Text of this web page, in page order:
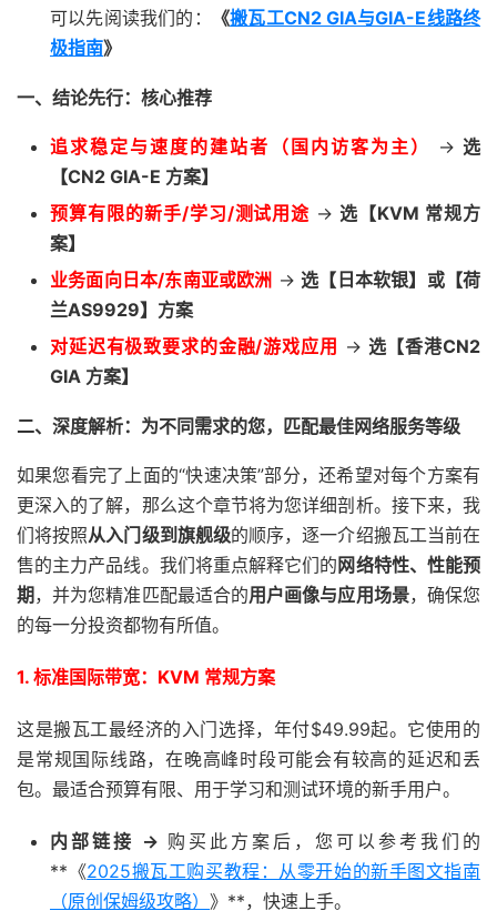
可以先阅读我们的：
《搬瓦工CN2 GIA与GIA-E线路终
极指南》
一、结论先行：核心推荐
追求稳定与速度的建站者（国内访客为主） -> 选
【CN2 GIA-E 方案】
预算有限的新手/学习/测试用途 -> 选【KVM 常规方
案】
业务面向日本/东南亚或欧洲 -> 选【日本软银】或【荷
兰AS9929】方案
对延迟有极致要求的金融/游戏应用 -> 选【香港CN2
GIA 方案】
二、深度解析：为不同需求的您，匹配最佳网络服务等级
如果您看完了上面的“快速决策”部分，还希望对每个方案有
更深入的了解，那么这个章节将为您详细剖析。接下来，我
们将按照从入门级到旗舰级的顺序，逐一介绍搬瓦工当前在
售的主力产品线。我们将重点解释它们的 网络特性、性能预
期 ，并为您精准匹配最适合的用户画像与应用场景，确保您
的每一分投资都物有所值。
1. 标准国际带宽：KVM 常规方案
这是搬瓦工最经济的入门选择，年付$49.99起。它使用的
是常规国际线路，在晚高峰时段可能会有较高的延迟和丢
包。最适合预算有限、用于学习和测试环境的新手用户。
内部链接 -> 购买此方案后，您可以参考我们的
**《2025搬瓦工购买教程：从零开始的新手图文指南
（原创保姆级攻略） 》**，快速上手。